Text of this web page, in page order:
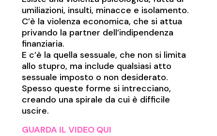
umiliazioni, insulti, minacce e isolamento.
C’è la violenza economica, che si attua
privando la partner dell’indipendenza
finanziaria.
E c’è la quella sessuale, che non si limita
allo stupro, ma include qualsiasi atto
sessuale imposto o non desiderato.
Spesso queste forme si intrecciano,
creando una spirale da cui è difficile
uscire.
GUARDA IL VIDEO QUI